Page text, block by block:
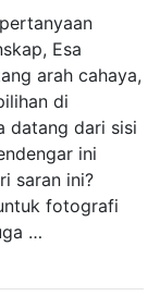
Esa
arah cahaya,
di
datang dari sisi
ini
saran ini?
fotografi
…